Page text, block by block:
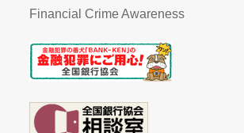
Financial Crime Awareness